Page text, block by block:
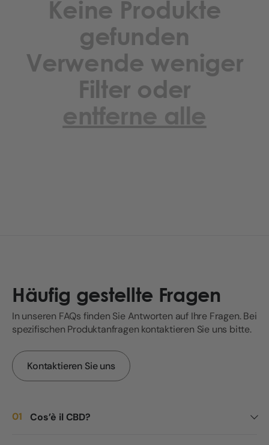
Keine Produkte
gefunden
Verwende weniger
Filter oder
entferne alle
Häufig gestellte Fragen
In unseren FAQs finden Sie Antworten auf Ihre Fragen. Bei
spezifischen Produktanfragen kontaktieren Sie uns bitte.
Kontaktieren Sie uns
Cos’è il CBD?